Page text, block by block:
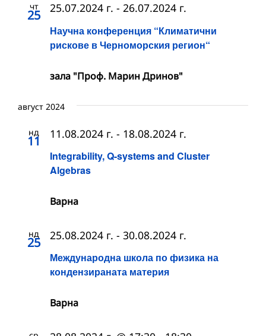
чт
25
Научна конференция “Климатични
рискове в Черноморския регион“
25.07.2024 г. - 26.07.2024 г.
зала "Проф. Марин Дринов"
август 2024
нд
11
Integrability, Q-systems and Cluster
Algebras
11.08.2024 г. - 18.08.2024 г.
Варна
нд
25
Международна школа по физика на
кондензираната материя
25.08.2024 г. - 30.08.2024 г.
Варна